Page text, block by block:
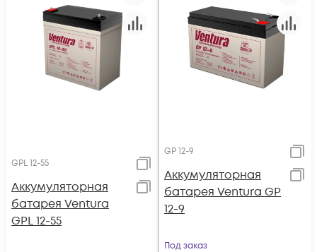
GPL 12-55
Аккумуляторная
батарея Ventura
GPL 12-55
GP 12-9
Аккумуляторная
батарея Ventura GP
12-9
Под заказ